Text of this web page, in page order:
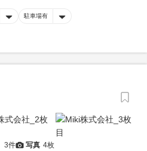
駐車場有
3件 写真 4枚